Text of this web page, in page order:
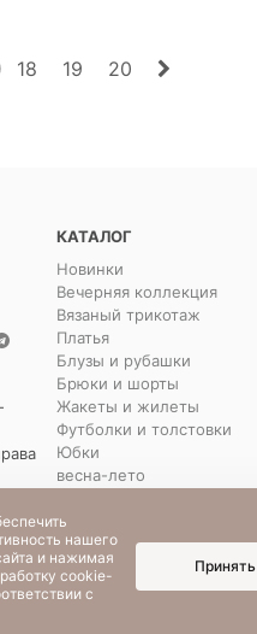
18 19 20
КАТАЛОГ
Новинки
Вечерняя коллекция
Вязаный трикотаж
Платья
Блузы и рубашки
Брюки и шорты
Жакеты и жилеты
Футболки и толстовки
Юбки
весна-лето
Уценка
нашего
и нажимая
cookie-
с
Принять